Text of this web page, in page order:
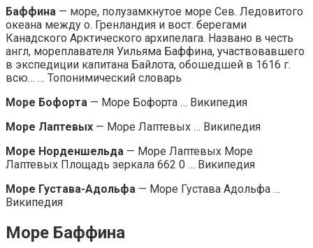
Баффина — море, полузамкнутое море Сев. Ледовитого
океана между о. Гренландия и вост. берегами
Канадского Арктического архипелага. Названо в честь
англ, мореплавателя Уильяма Баффина, участвовавшего
в экспедиции капитана Байлота, обошедшей в 1616 г.
всю… … Топонимический словарь
Море Бофорта — Море Бофорта … Википедия
Море Лаптевых — Море Лаптевых … Википедия
Море Норденшельда — Море Лаптевых Море
Лаптевых Площадь зеркала 662 0 … Википедия
Море Густава-Адольфа — Море Густава Адольфа …
Википедия
Море Баффина